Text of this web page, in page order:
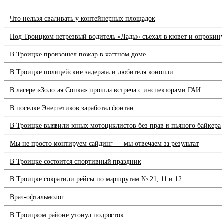
Что нельзя сваливать у контейнерных площадок
Под Троицком нетрезвый водитель «Лады» съехал в кювет и
В Троицке произошел пожар в частном доме
В Троицке полицейские задержали любителя конопли
В лагере «Золотая Сопка» прошла встреча с инспекторами ГАИ
В поселке Энергетиков заработал фонтан
В Троицке выявили юных мотоциклистов без прав и пьяного байкера
Мы не просто монтируем сайдинг — мы отвечаем за результат
В Троицке состоится спортивный праздник
В Троицке сократили рейсы по маршрутам № 21, 11 и 12
Врач-офтальмолог
В Троицком районе утонул подросток